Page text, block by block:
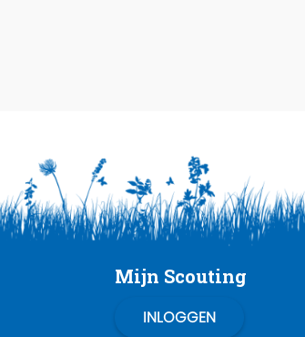
Mijn Scouting